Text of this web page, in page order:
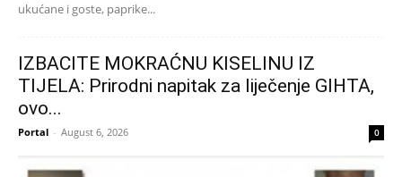
ukućane i goste, paprike...
IZBACITE MOKRAĆNU KISELINU IZ
TIJELA: Prirodni napitak za liječenje GIHTA,
ovo...
Portal - August 6, 2026 0